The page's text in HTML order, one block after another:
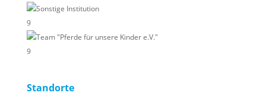
Sonstige Institution
9
Team "Pferde für unsere Kinder e.V."
9
Standorte